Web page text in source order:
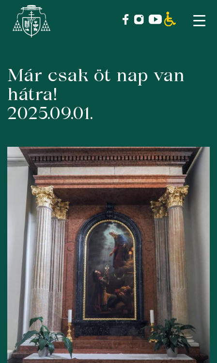
Skip
content
Már csak öt nap van
hátra!
2025.09.01.